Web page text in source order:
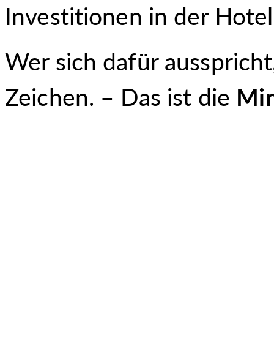
Investitionen in der
Wer sich dafür
Zeichen. – Das ist die